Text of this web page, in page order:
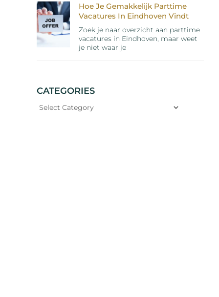
Hoe Je Gemakkelijk Parttime
Vacatures In Eindhoven Vindt
Zoek je naar overzicht aan parttime
vacatures in Eindhoven, maar weet
je niet waar je
CATEGORIES